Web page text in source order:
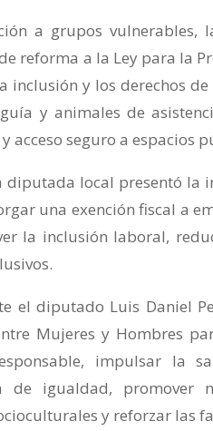
a grupos vulnerables,
reforma a la Ley para la
inclusión y los derechos
y animales de
acceso seguro a espacios
diputada local presentó la
una exención fiscal a
la inclusión laboral,
el diputado Luis Daniel
Mujeres y Hombres
impulsar la
de igualdad, promover
y reforzar las